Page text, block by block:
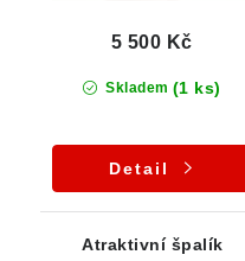
Skladem (1 ks)
5 500 Kč
Detail
Atraktivní špalík